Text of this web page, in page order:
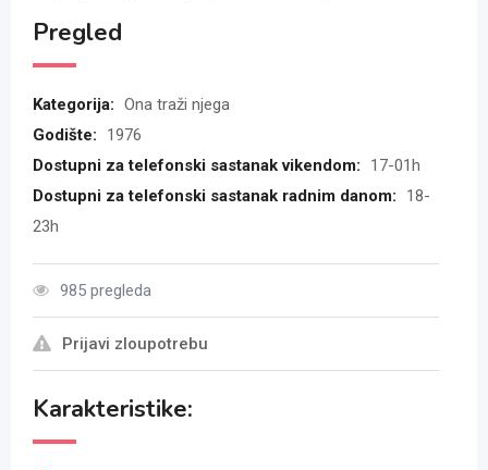
Pregled
Kategorija: Ona traži njega
Godište:
1976
Dostupni za telefonski sastanak vikendom:
17-01h
Dostupni za telefonski sastanak radnim danom:
18-
23h
985 pregleda
Prijavi zloupotrebu
Karakteristike: